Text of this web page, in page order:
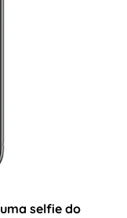
uma selfie do